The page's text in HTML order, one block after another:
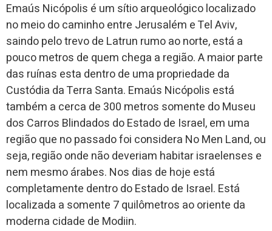
Emaús Nicópolis é um sítio arqueológico localizado
no meio do caminho entre Jerusalém e Tel Aviv,
saindo pelo trevo de Latrun rumo ao norte, está a
pouco metros de quem chega a região. A maior parte
das ruínas esta dentro de uma propriedade da
Custódia da Terra Santa. Emaús Nicópolis está
também a cerca de 300 metros somente do Museu
dos Carros Blindados do Estado de Israel, em uma
região que no passado foi considera No Men Land, ou
seja, região onde não deveriam habitar israelenses e
nem mesmo árabes. Nos dias de hoje está
completamente dentro do Estado de Israel. Está
localizada a somente 7 quilômetros ao oriente da
moderna cidade de Modiin.